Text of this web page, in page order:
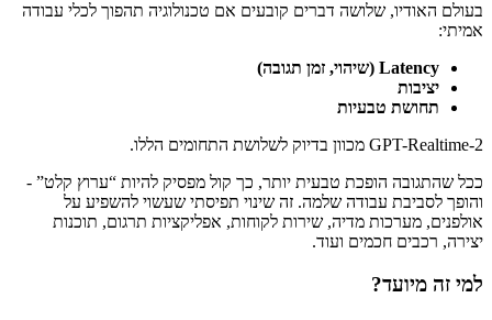
בעולם האודיו, שלושה דברים קובעים אם טכנולוגיה תהפוך לכלי עבודה
אמיתי:
Latency (שיהוי, זמן תגובה)
יציבות
תחושת טבעיות
GPT-Realtime-2 מכוון בדיוק לשלושת התחומים הללו.
ככל שהתגובה הופכת טבעית יותר, כך קול מפסיק להיות “ערוץ קלט” -
והופך לסביבת עבודה שלמה. זה שינוי תפיסתי שעשוי להשפיע על
אולפנים, מערכות מדיה, שירות לקוחות, אפליקציות תרגום, תוכנות
יצירה, רכבים חכמים ועוד.
למי זה מיועד?